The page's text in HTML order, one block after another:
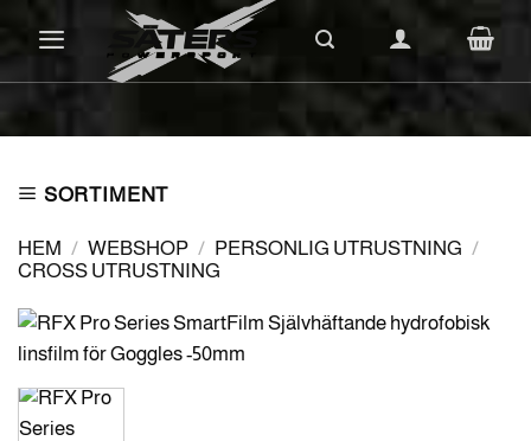
SORTIMENT
HEM / WEBSHOP / PERSONLIG UTRUSTNING /
CROSS UTRUSTNING